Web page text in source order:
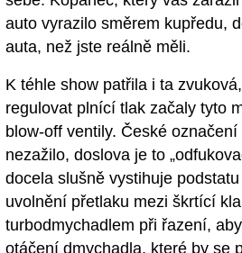
auto vyrazilo směrem kupředu,
auta, než jste reálně měli.
K téhle show patřila i ta
regulovat plnící tlak začaly tyto
blow-off ventily. České
nezažilo, doslova je to
docela slušně vystihuje
uvolnění přetlaku mezi škrtící
turbodmychadlem při řazení,
otáčení dmychadla, které by se